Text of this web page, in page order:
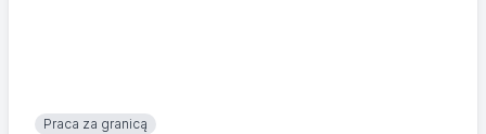
Praca za granicą